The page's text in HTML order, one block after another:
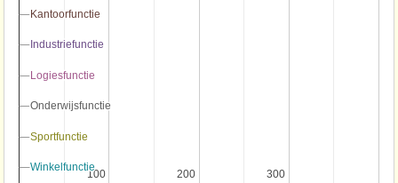
100
100 200
200 300
300
Kantoorfunctie
Kantoorfunctie
Industriefunctie
Industriefunctie
Logiesfunctie
Logiesfunctie
Onderwijsfunctie
Onderwijsfunctie
Sportfunctie
Sportfunctie
Winkelfunctie
Winkelfunctie